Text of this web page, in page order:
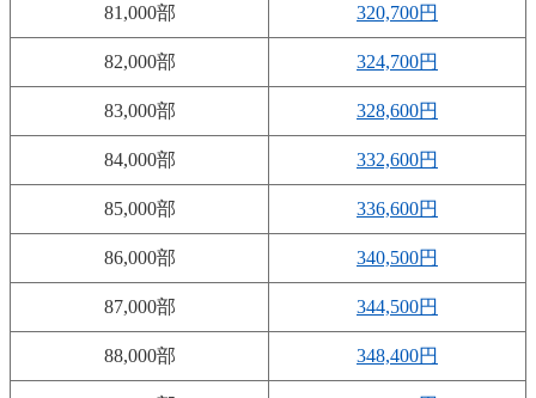
81,000部 320,700円
82,000部 324,700円
83,000部 328,600円
84,000部 332,600円
85,000部 336,600円
86,000部 340,500円
87,000部 344,500円
88,000部 348,400円